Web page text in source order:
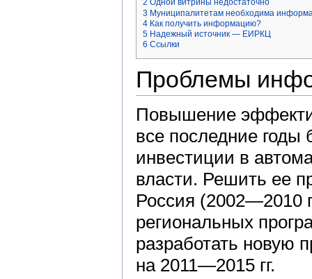
2 Одной витрины недостаточно
3 Муниципалитетам необходима
4 Как получить информацию?
5 Надежный источник — ЕИРКЦ
6 Ссылки
Проблемы
Повышение
все последние
инвестиции в
власти. Решить ее
Россия (2002—2010
региональных
разработать новую
на 2011—2015 гг.